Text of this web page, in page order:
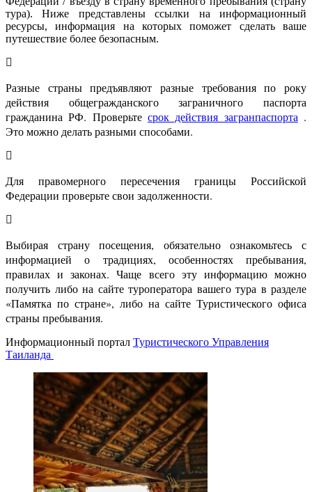
тура). Ниже представлены ссылки на информационный
ресурсы, информация на которых поможет сделать ваше
путешествие более безопасным.
Разные страны предъявляют разные требования по року
действия общегражданского заграничного паспорта
гражданина РФ. Проверьте срок действия загранпаспорта .
Это можно делать разными способами.
Для правомерного пересечения границы Российской
Федерации проверьте свои задолженности.
Выбирая страну посещения, обязательно ознакомьтесь с
информацией о традициях, особенностях пребывания,
правилах и законах. Чаще всего эту информацию можно
получить либо на сайте туроператора вашего тура в разделе
«Памятка по стране», либо на сайте Туристического офиса
страны пребывания.
Информационный портал Туристического Управления
Таиланда